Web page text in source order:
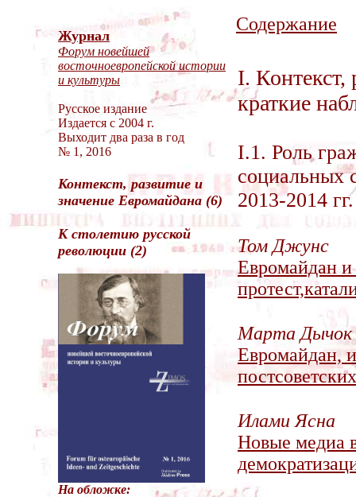
Журнал
Форум новейшей
восточноевропейской истории
и культуры
Русское издание
Издается с 2004 г.
Выходит два раза в год
№ 1, 2016
Контекст, развитие и
значение Евромайдана (6)
К столетию pусской
революции (2)
На обложке:
Содержание
I. Контекст,
краткие
I.1. Роль
социальных
2013-2014 гг.
Том Джунс
Евромайдан и
Марта Дычок
Евромайдан,
Илами Ясна
Новые медиа